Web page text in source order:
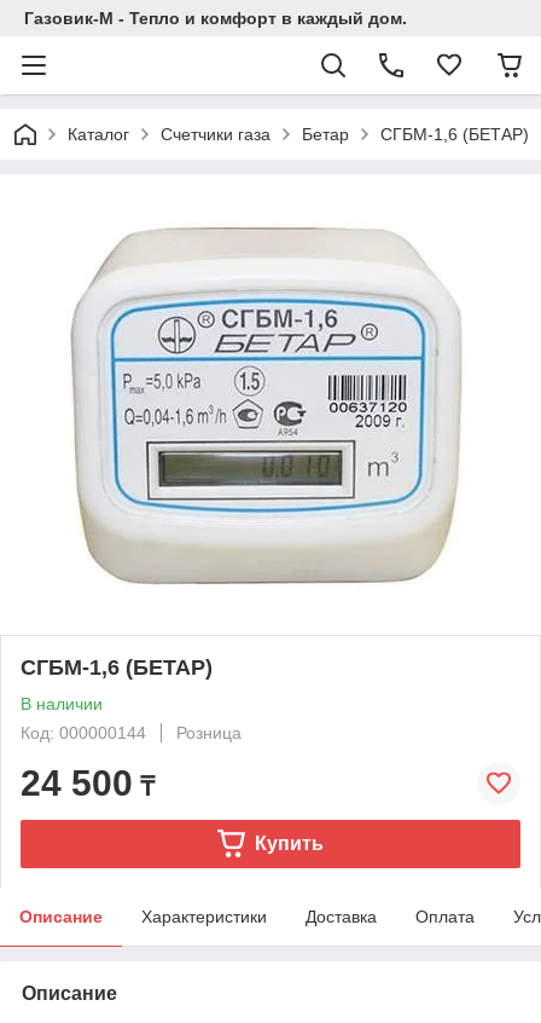
Газовик-М - Тепло и комфорт в каждый дом.
Каталог Счетчики газа Бетар СГБМ-1,6 (БЕТАР)
СГБМ-1,6 (БЕТАР)
В наличии
Код: 000000144
Розница
24 500 ₸
Купить
Описание Характеристики Доставка Оплата
Описание